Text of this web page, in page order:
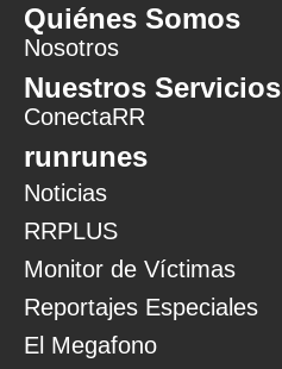
Quiénes Somos
Nosotros
Nuestros Servicios
ConectaRR
runrunes
Noticias
RRPLUS
Monitor de Víctimas
Reportajes Especiales
El Megafono